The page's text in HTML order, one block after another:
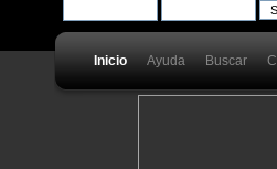
Inicio Ayuda Buscar